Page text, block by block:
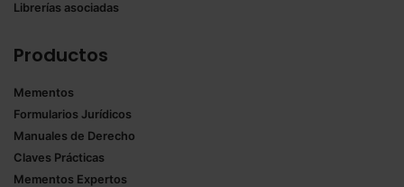
Librerías asociadas
Productos
Mementos
Formularios Jurídicos
Manuales de Derecho
Claves Prácticas
Mementos Expertos